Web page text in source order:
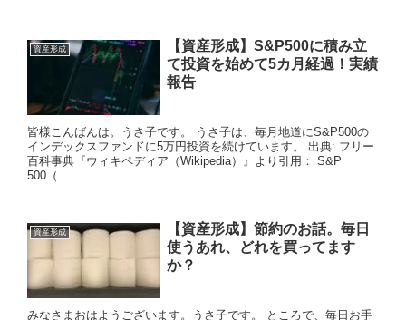
資産形成
【資産形成】S&P500に積み立
て投資を始めて5カ月経過！実績
報告
皆様こんばんは。うさ子です。 うさ子は、毎月地道にS&P500の
インデックスファンドに5万円投資を続けています。 出典: フリー
百科事典『ウィキペディア（Wikipedia）』より引用： S&P
500（...
資産形成
【資産形成】節約のお話。毎日
使うあれ、どれを買ってます
か？
みなさまおはようございます。うさ子です。 ところで、毎日お手